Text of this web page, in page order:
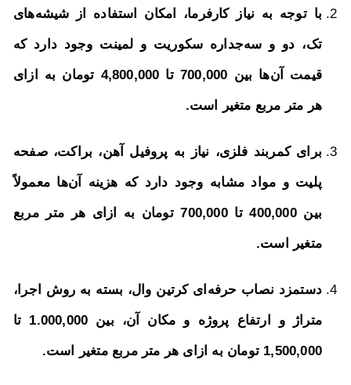
با توجه به نیاز کارفرما، امکان استفاده از شیشه‌های
تک، دو و سه‌جداره سکوریت و لمینت وجود دارد که
قیمت آن‌ها بین 700,000 تا 4,800,000 تومان به ازای
هر متر مربع متغیر است.
برای کمربند فلزی، نیاز به پروفیل آهن، براکت، صفحه
پلیت و مواد مشابه وجود دارد که هزینه آن‌ها معمولاً
بین 400,000 تا 700,000 تومان به ازای هر متر مربع
متغیر است.
دستمزد نصاب حرفه‌ای کرتین وال، بسته به روش اجرا،
متراژ و ارتفاع پروژه و مکان آن، بین 1.000,000 تا
1,500,000 تومان به ازای هر متر مربع متغیر است.